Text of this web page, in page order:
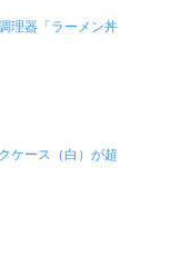
理器「ラーメン丼
ケース（白）が超